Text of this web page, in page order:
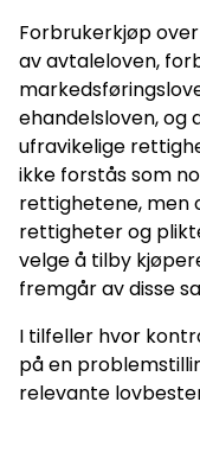
Forbrukerkjøp
av avtaleloven,
ehandelsloven, og
ufravikelige
ikke forstås som
rettighetene, men
rettigheter og
velge å tilby
fremgår av disse
I tilfeller hvor
på en
relevante